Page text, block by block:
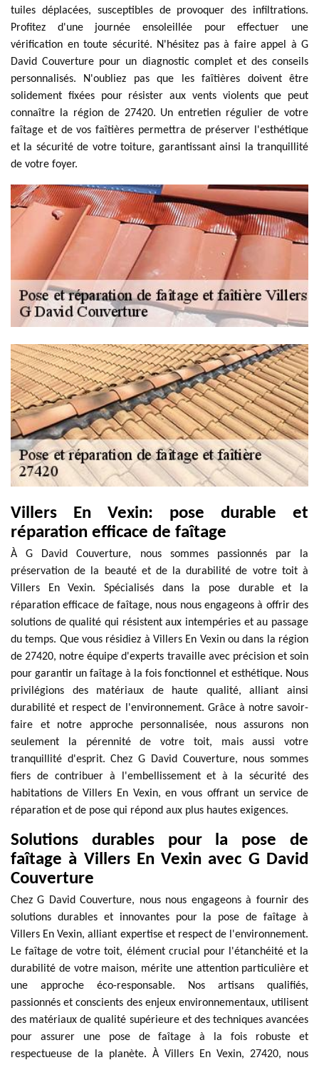
tuiles déplacées, susceptibles de provoquer des infiltrations.
Profitez d'une journée ensoleillée pour effectuer une
vérification en toute sécurité. N'hésitez pas à faire appel à G
David Couverture pour un diagnostic complet et des conseils
personnalisés. N'oubliez pas que les faîtières doivent être
solidement fixées pour résister aux vents violents que peut
connaître la région de 27420. Un entretien régulier de votre
faîtage et de vos faîtières permettra de préserver l'esthétique
et la sécurité de votre toiture, garantissant ainsi la tranquillité
de votre foyer.
Villers En Vexin: pose durable et
réparation efficace de faîtage
À G David Couverture, nous sommes passionnés par la
préservation de la beauté et de la durabilité de votre toit à
Villers En Vexin. Spécialisés dans la pose durable et la
réparation efficace de faîtage, nous nous engageons à offrir des
solutions de qualité qui résistent aux intempéries et au passage
du temps. Que vous résidiez à Villers En Vexin ou dans la région
de 27420, notre équipe d'experts travaille avec précision et soin
pour garantir un faîtage à la fois fonctionnel et esthétique. Nous
privilégions des matériaux de haute qualité, alliant ainsi
durabilité et respect de l'environnement. Grâce à notre savoir-
faire et notre approche personnalisée, nous assurons non
seulement la pérennité de votre toit, mais aussi votre
tranquillité d'esprit. Chez G David Couverture, nous sommes
fiers de contribuer à l'embellissement et à la sécurité des
habitations de Villers En Vexin, en vous offrant un service de
réparation et de pose qui répond aux plus hautes exigences.
Solutions durables pour la pose de
faîtage à Villers En Vexin avec G David
Couverture
Chez G David Couverture, nous nous engageons à fournir des
solutions durables et innovantes pour la pose de faîtage à
Villers En Vexin, alliant expertise et respect de l'environnement.
Le faîtage de votre toit, élément crucial pour l'étanchéité et la
durabilité de votre maison, mérite une attention particulière et
une approche éco-responsable. Nos artisans qualifiés,
passionnés et conscients des enjeux environnementaux, utilisent
des matériaux de qualité supérieure et des techniques avancées
pour assurer une pose de faîtage à la fois robuste et
respectueuse de la planète. À Villers En Vexin, 27420, nous